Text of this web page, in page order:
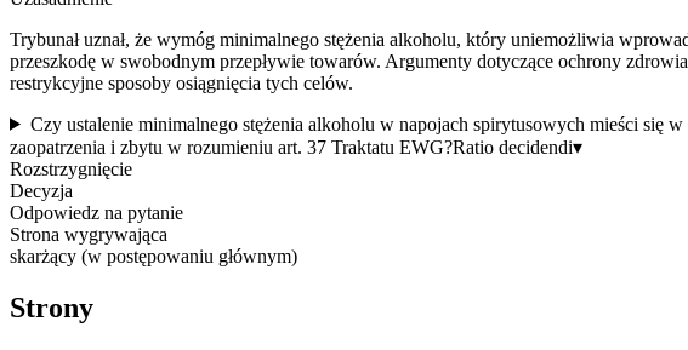
Trybunał uznał, że wymóg minimalnego stężenia alkoholu, który uniemożliwia
przeszkodę w swobodnym przepływie towarów. Argumenty dotyczące ochrony
restrykcyjne sposoby osiągnięcia tych celów.
Czy ustalenie minimalnego stężenia alkoholu w napojach spirytusowych mieści się
zaopatrzenia i zbytu w rozumieniu art. 37 Traktatu EWG?Ratio decidendi▾
Rozstrzygnięcie
Decyzja
Odpowiedz na pytanie
Strona wygrywająca
skarżący (w postępowaniu głównym)
Strony